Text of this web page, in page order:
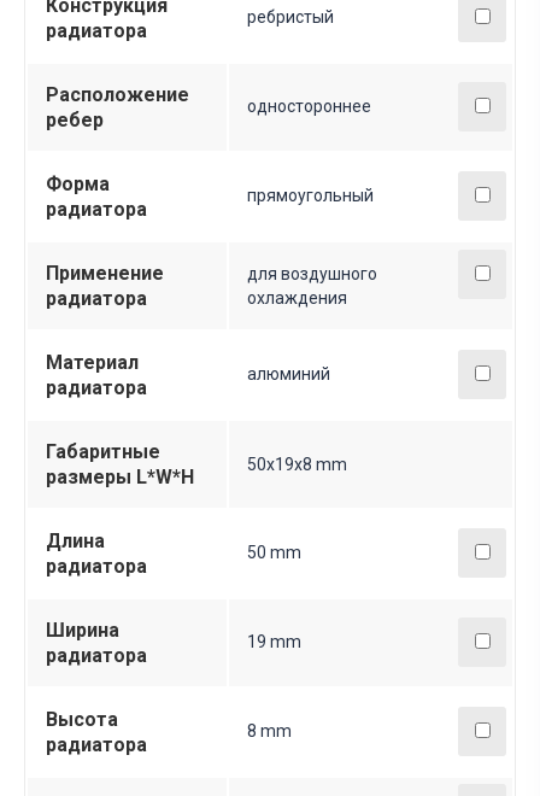
Конструкция
радиатора
ребристый
Расположение
ребер
одностороннее
Форма
радиатора
прямоугольный
Применение
радиатора
для воздушного
охлаждения
Материал
радиатора
алюминий
Габаритные
размеры L*W*H
50x19x8 mm
Длина
радиатора
50 mm
Ширина
радиатора
19 mm
Высота
радиатора
8 mm